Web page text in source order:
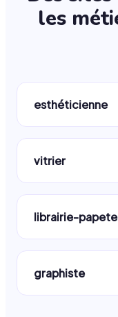
les
esthéticienne
vitrier
librairie-
graphiste